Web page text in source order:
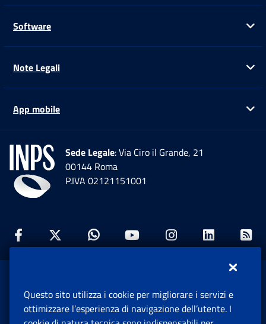
Software
Note Legali
App mobile
Sede Legale: Via Ciro il Grande, 21
00144 Roma
P.IVA 02121151001
Facebook: Apre una nuova finestra
Twitter: Apre una nuova finestra
Whatsapp: Apre una nuova
Youtube: Apre una
Instagram:
Istituto Nazionale Previdenza Sociale.
Tutti i diritti riservati.
Questo sito utilizza i cookie per migliorare i servizi e
ottimizzare l’esperienza di navigazione dell’utente. I